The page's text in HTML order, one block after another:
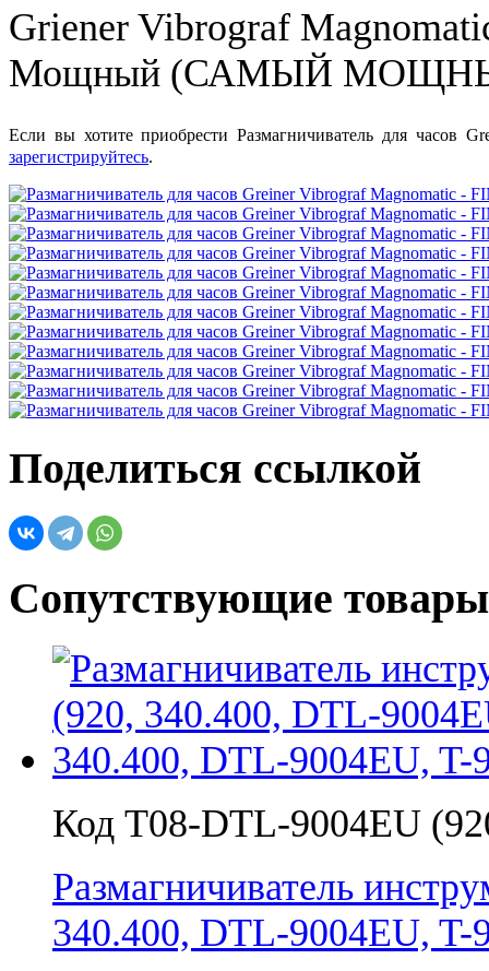
Griener Vibrograf
Мощный (САМЫЙ МОЩНЫЙ!)
Если вы хотите приобрести Размагничиватель для часов
зарегистрируйтесь.
Поделиться ссылкой
Сопутствующие товары
Код T08-DTL-9004EU
Размагничиватель
340.400, DTL-9004EU, T-